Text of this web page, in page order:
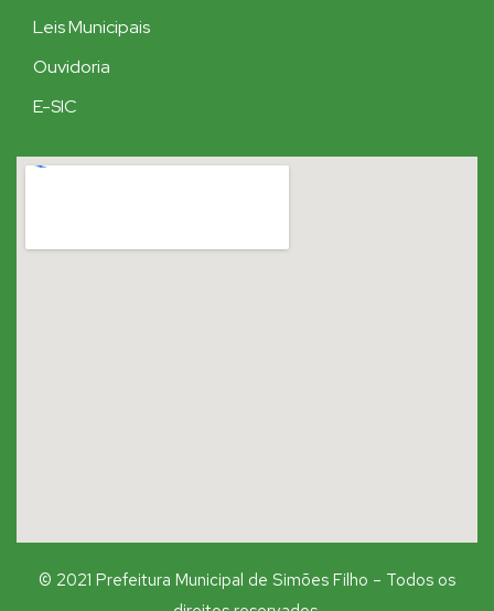
Leis Municipais
Ouvidoria
E-SIC
© 2021 Prefeitura Municipal de Simões Filho – Todos os